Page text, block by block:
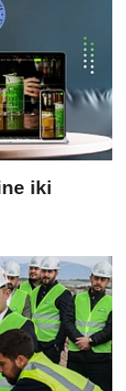
iki